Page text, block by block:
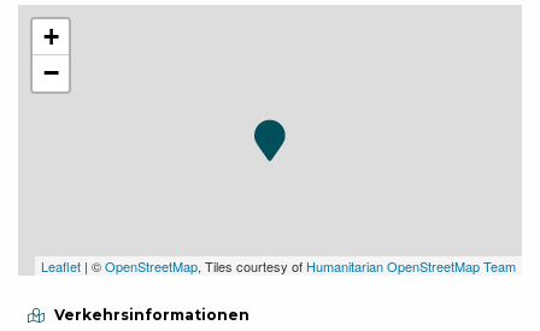
+
−
Leaflet | ©OpenStreetMap, Tiles courtesy of Humanitarian OpenStreetMap Team
Verkehrsinformationen